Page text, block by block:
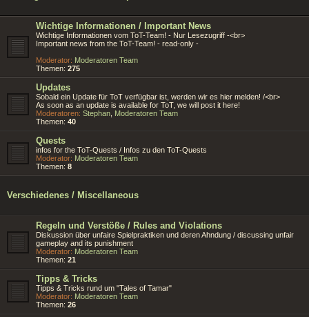
Wichtige Informationen / Important News
Wichtige Informationen vom ToT-Team! - Nur Lesezugriff -<br>
Important news from the ToT-Team! - read-only -
Moderator: Moderatoren Team
Themen: 275
Updates
Sobald ein Update für ToT verfügbar ist, werden wir es hier melden! /<br>
As soon as an update is available for ToT, we will post it here!
Moderatoren: Stephan Moderatoren Team
Themen: 40
Quests
infos for the ToT-Quests / Infos zu den ToT-Quests
Moderator: Moderatoren Team
Themen: 8
Verschiedenes / Miscellaneous
Regeln und Verstöße / Rules and Violations
Diskussion über unfaire Spielpraktiken und deren Ahndung / discussing unfair
gameplay and its punishment
Moderator: Moderatoren Team
Themen: 21
Tipps & Tricks
Tipps & Tricks rund um "Tales of Tamar"
Moderator: Moderatoren Team
Themen: 26